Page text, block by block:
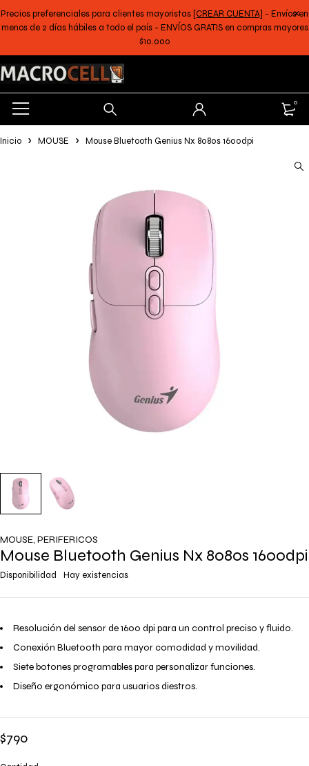
Precios preferenciales para clientes mayoristas [CREAR CUENTA] - Envíos en
menos de 2 días hábiles a todo el país - ENVÍOS GRATIS en compras mayores
$10.000
0
Inicio MOUSE Mouse Bluetooth Genius Nx 8080s 1600dpi
MOUSE, PERIFERICOS
Mouse Bluetooth Genius Nx 8080s 1600dpi
Disponibilidad Hay existencias
Resolución del sensor de 1600 dpi para un control preciso y fluido.
Conexión Bluetooth para mayor comodidad y movilidad.
Siete botones programables para personalizar funciones.
Diseño ergonómico para usuarios diestros.
$790